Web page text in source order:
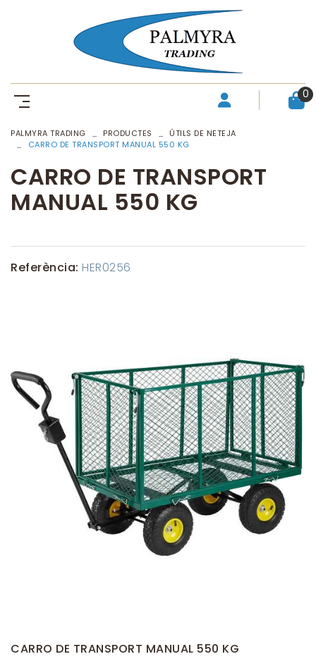
0
PALMYRA TRADING PRODUCTES
ÚTILS DE NETEJA
CARRO DE TRANSPORT MANUAL 550 KG
CARRO DE TRANSPORT
MANUAL 550 KG
Referència: HER0256
CARRO DE TRANSPORT MANUAL 550 KG